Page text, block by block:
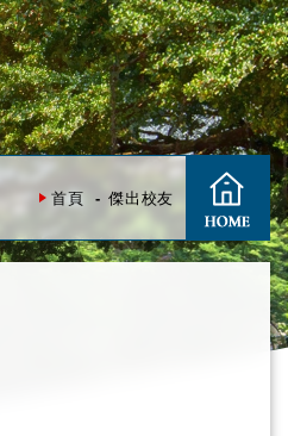
首頁 傑出校友